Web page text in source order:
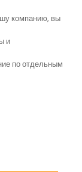
компанию, вы
и
по отдельным